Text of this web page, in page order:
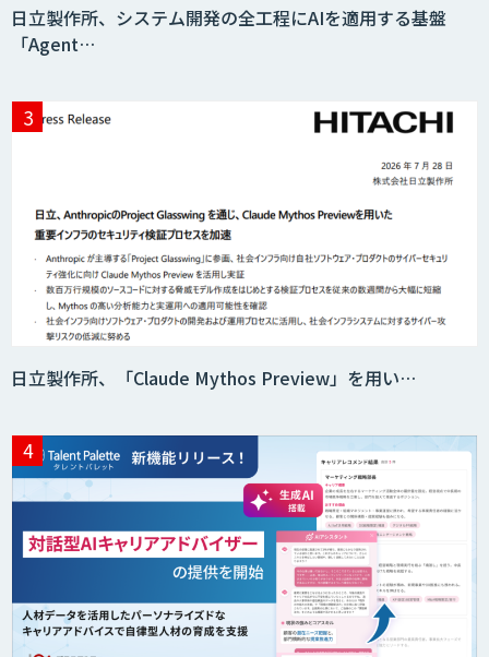
日立製作所、システム開発の全工程にAIを適用する基盤
「Agent…
日立製作所、「Claude Mythos Preview」を用い…